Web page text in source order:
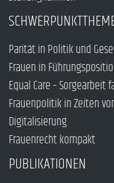
Parität in Politik und
Frauen in
Equal Care – Sorgearbeit
Frauenpolitik in Zeiten
Digitalisierung
Frauenrecht kompakt
PUBLIKATIONEN